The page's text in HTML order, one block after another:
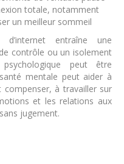
totale, notamment
un meilleur sommeil
d’internet entraîne une
contrôle ou un isolement
peut être
mentale peut aider à
compenser, à travailler sur
et les relations aux
jugement.